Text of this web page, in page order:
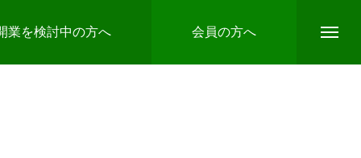
業を検討中の方へ 会員の方へ